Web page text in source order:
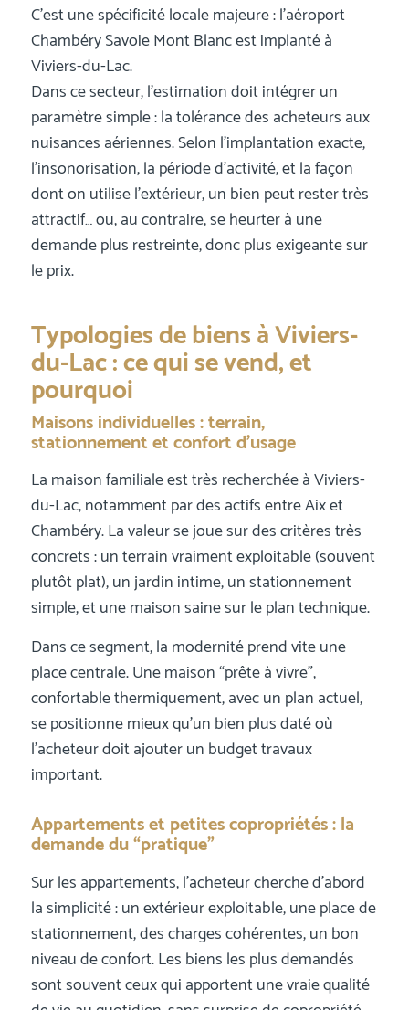
C’est une spécificité locale majeure : l’aéroport
Chambéry Savoie Mont Blanc est implanté à
Viviers-du-Lac.
Dans ce secteur, l’estimation doit intégrer un
paramètre simple : la tolérance des acheteurs aux
nuisances aériennes. Selon l’implantation exacte,
l’insonorisation, la période d’activité, et la façon
dont on utilise l’extérieur, un bien peut rester très
attractif… ou, au contraire, se heurter à une
demande plus restreinte, donc plus exigeante sur
le prix.
Typologies de biens à Viviers-
du-Lac : ce qui se vend, et
pourquoi
Maisons individuelles : terrain,
stationnement et confort d’usage
La maison familiale est très recherchée à Viviers-
du-Lac, notamment par des actifs entre Aix et
Chambéry. La valeur se joue sur des critères très
concrets : un terrain vraiment exploitable (souvent
plutôt plat), un jardin intime, un stationnement
simple, et une maison saine sur le plan technique.
Dans ce segment, la modernité prend vite une
place centrale. Une maison “prête à vivre”,
confortable thermiquement, avec un plan actuel,
se positionne mieux qu’un bien plus daté où
l’acheteur doit ajouter un budget travaux
important.
Appartements et petites copropriétés : la
demande du “pratique”
Sur les appartements, l’acheteur cherche d’abord
la simplicité : un extérieur exploitable, une place de
stationnement, des charges cohérentes, un bon
niveau de confort. Les biens les plus demandés
sont souvent ceux qui apportent une vraie qualité